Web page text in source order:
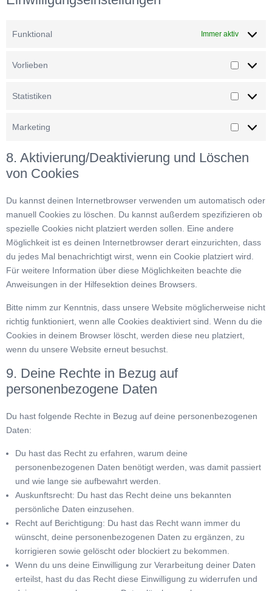
Funktional Immer aktiv
Vorlieben
Statistiken
Marketing
8. Aktivierung/Deaktivierung und Löschen
von Cookies
Du kannst deinen Internetbrowser verwenden um automatisch oder
manuell Cookies zu löschen. Du kannst außerdem spezifizieren ob
spezielle Cookies nicht platziert werden sollen. Eine andere
Möglichkeit ist es deinen Internetbrowser derart einzurichten, dass
du jedes Mal benachrichtigt wirst, wenn ein Cookie platziert wird.
Für weitere Information über diese Möglichkeiten beachte die
Anweisungen in der Hilfesektion deines Browsers.
Bitte nimm zur Kenntnis, dass unsere Website möglicherweise nicht
richtig funktioniert, wenn alle Cookies deaktiviert sind. Wenn du die
Cookies in deinem Browser löscht, werden diese neu platziert,
wenn du unsere Website erneut besuchst.
9. Deine Rechte in Bezug auf
personenbezogene Daten
Du hast folgende Rechte in Bezug auf deine personenbezogenen
Daten:
Du hast das Recht zu erfahren, warum deine
personenbezogenen Daten benötigt werden, was damit passiert
und wie lange sie aufbewahrt werden.
Auskunftsrecht: Du hast das Recht deine uns bekannten
persönliche Daten einzusehen.
Recht auf Berichtigung: Du hast das Recht wann immer du
wünscht, deine personenbezogenen Daten zu ergänzen, zu
korrigieren sowie gelöscht oder blockiert zu bekommen.
Wenn du uns deine Einwilligung zur Verarbeitung deiner Daten
erteilst, hast du das Recht diese Einwilligung zu widerrufen und